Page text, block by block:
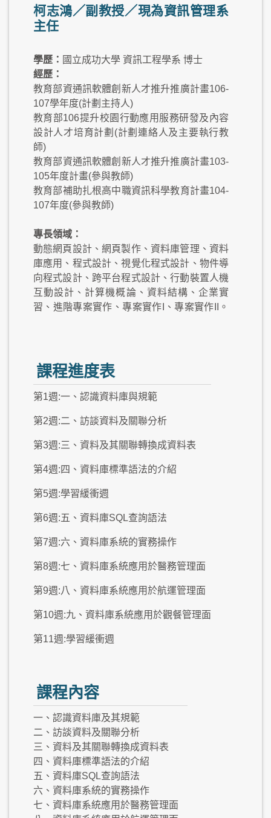
柯志鴻／副教授／現為資訊管理系
主任
學歷： 國立成功大學 資訊工程學系 博士
經歷：
教育部資通訊軟體創新人才推升推廣計畫106-
107學年度(計劃主持人)
教育部106提升校園行動應用服務研發及內容
設計人才培育計劃(計劃連絡人及主要執行教
師)
教育部資通訊軟體創新人才推升推廣計畫103-
105年度計畫(參與教師)
教育部補助扎根高中職資訊科學教育計畫104-
107年度(參與教師)
專長領域：
動態網頁設計、網頁製作、資料庫管理、資料
庫應用、程式設計、視覺化程式設計、物件導
向程式設計、跨平台程式設計、行動裝置人機
互動設計、計算機概論、資料結構、企業實
習、進階專案實作、專案實作I、專案實作II。
課程進度表
第1週:一、認識資料庫與規範
第2週:二、訪談資料及關聯分析
第3週:三、資料及其關聯轉換成資料表
第4週:四、資料庫標準語法的介紹
第5週:學習緩衝週
第6週:五、資料庫SQL查詢語法
第7週:六、資料庫系統的實務操作
第8週:七、資料庫系統應用於醫務管理面
第9週:八、資料庫系統應用於航運管理面
第10週:九、資料庫系統應用於觀餐管理面
第11週:學習緩衝週
課程內容
一、認識資料庫及其規範
二、訪談資料及關聯分析
三、資料及其關聯轉換成資料表
四、資料庫標準語法的介紹
五、資料庫SQL查詢語法
六、資料庫系統的實務操作
七、資料庫系統應用於醫務管理面